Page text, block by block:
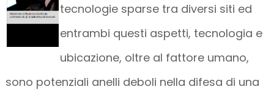
tecnologie sparse tra diversi siti ed
entrambi questi aspetti, tecnologia e
ubicazione, oltre al fattore umano,
sono potenziali anelli deboli nella difesa di una